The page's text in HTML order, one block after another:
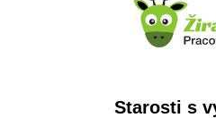
Starosti s